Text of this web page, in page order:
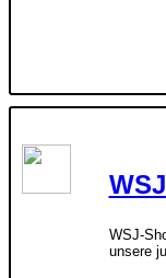
WSJ-
unsere